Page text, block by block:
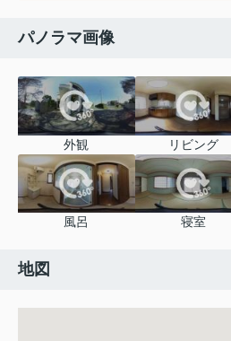
パノラマ画像
外観 リビング
風呂 寝室
地図